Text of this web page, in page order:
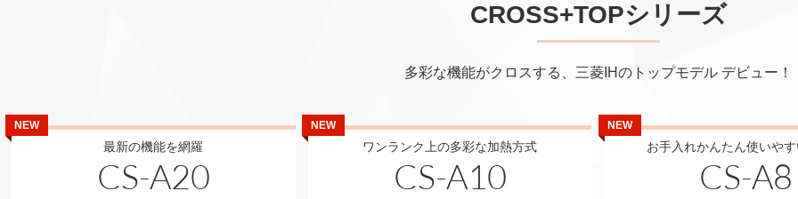
CROSS+TOPシリーズ
多彩な機能がクロスする、三菱IHのトップモデル デビュー！
NEW
最新の機能を網羅
CS-A20
NEW
ワンランク上の多彩な加熱方式
CS-A10
NEW
お手入れかんたん使いや
CS-A8